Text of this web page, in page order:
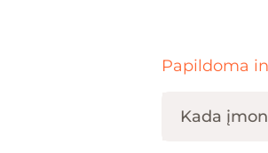
Papildoma
Kada